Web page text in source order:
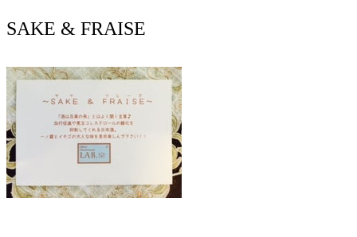
SAKE & FRAISE